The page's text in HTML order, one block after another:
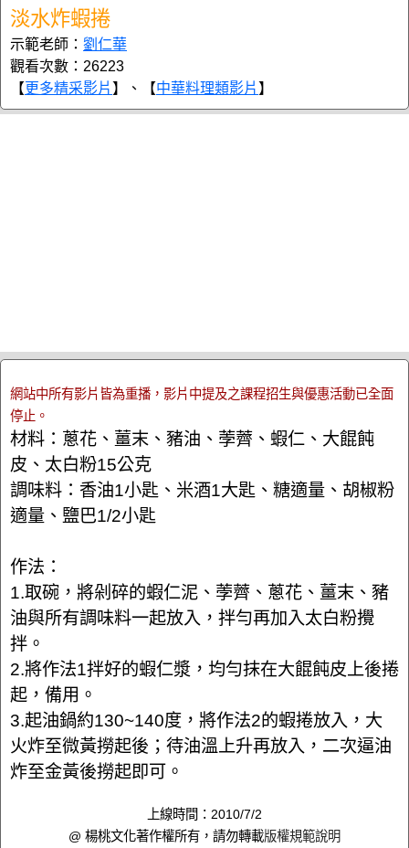
淡水炸蝦捲
示範老師： 劉仁華
觀看次數：26223
【更多精采影片 】、【中華料理類影片 】
網站中所有影片皆為重播，影片中提及之課程招生與優惠活動已全面
停止。
材料：蔥花、薑末、豬油、荸薺、蝦仁、大餛飩
皮、太白粉15公克
調味料：香油1小匙、米酒1大匙、糖適量、胡椒粉
適量、鹽巴1/2小匙
作法：
1.取碗，將剁碎的蝦仁泥、荸薺、蔥花、薑末、豬
油與所有調味料一起放入，拌勻再加入太白粉攪
拌。
2.將作法1拌好的蝦仁漿，均勻抹在大餛飩皮上後捲
起，備用。
3.起油鍋約130~140度，將作法2的蝦捲放入，大
火炸至微黃撈起後；待油溫上升再放入，二次逼油
炸至金黃後撈起即可。
上線時間：2010/7/2
@ 楊桃文化著作權所有，請勿轉載版權規範說明